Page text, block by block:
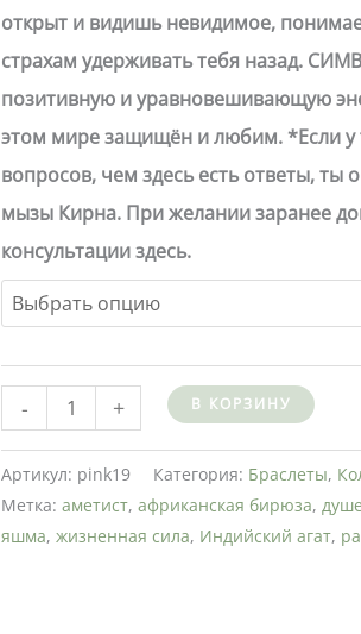
открыт и видишь невидимое,
страхам удерживать тебя назад.
позитивную и уравновешивающую
этом мире защищён и любим. *Если у
вопросов, чем здесь есть ответы, ты
мызы Кирна. При желании заранее
консультации здесь.
- + В КОРЗИНУ
Артикул: pink19 Категория: Браслеты,
Метка: аметист, африканская бирюза,
яшма, жизненная сила, Индийский агат,